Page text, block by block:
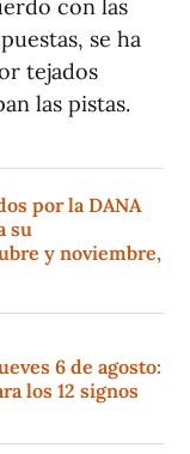
con las
se ha
tejados
las pistas.
por la DANA
su
y noviembre,
6 de agosto:
los 12 signos